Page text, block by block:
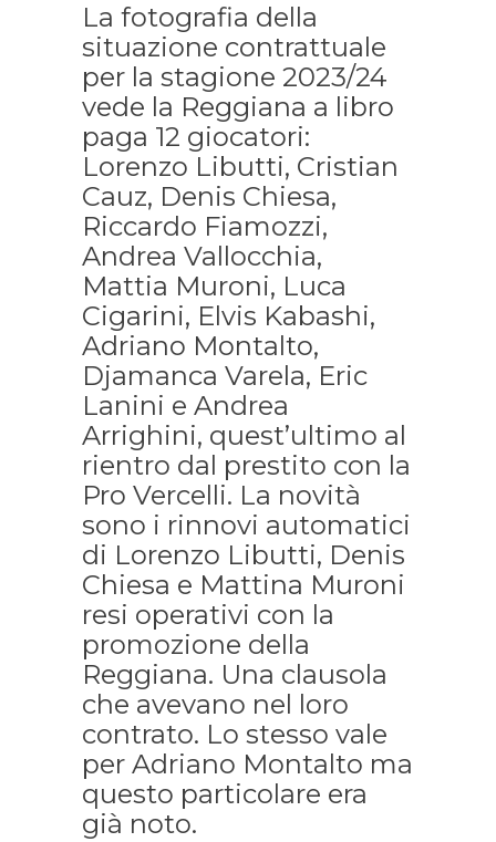
La fotografia della
situazione contrattuale
per la stagione 2023/24
vede la Reggiana a libro
paga 12 giocatori:
Lorenzo Libutti, Cristian
Cauz, Denis Chiesa,
Riccardo Fiamozzi,
Andrea Vallocchia,
Mattia Muroni, Luca
Cigarini, Elvis Kabashi,
Adriano Montalto,
Djamanca Varela, Eric
Lanini e Andrea
Arrighini, quest’ultimo al
rientro dal prestito con la
Pro Vercelli. La novità
sono i rinnovi automatici
di Lorenzo Libutti, Denis
Chiesa e Mattina Muroni
resi operativi con la
promozione della
Reggiana. Una clausola
che avevano nel loro
contrato. Lo stesso vale
per Adriano Montalto ma
questo particolare era
già noto.